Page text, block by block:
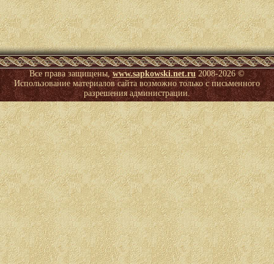
Все права защищены,www.sapkowski.net.ru2008-2026 ©
Использование материалов сайта возможно только с письменного
разрешения администрации.